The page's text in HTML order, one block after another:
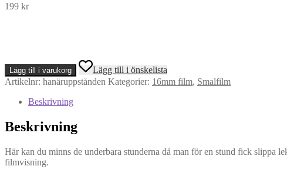
199 kr
Skolfilm
-
Han
Uppstånden
120
(16mm,
stum)
Lägg till i varukorg
Lägg till i önskelista
Artikelnr: hanäruppstånden Kategorier: 16mm film, Smalfilm
Beskrivning
Beskrivning
Här kan du minns de underbara stunderna då man för en stund fick
filmvisning.